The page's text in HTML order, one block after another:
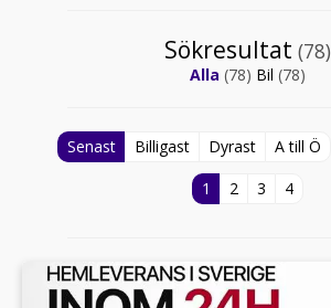
Sökresultat (78)
Alla (78) Bil (78)
Senast Billigast Dyrast
A till Ö
1
2 3 4